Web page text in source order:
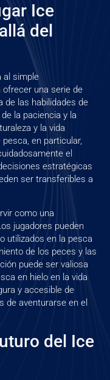
Ice
del
al simple
una serie de
de las habilidades de
la paciencia y la
y la vida
en particular,
el
estratégicas
ser transferibles a
como una
jugadores pueden
utilizados en la pesca
de los peces y las
puede ser valiosa
en hielo en la vida
y accesible de
de aventurarse en el
del Ice